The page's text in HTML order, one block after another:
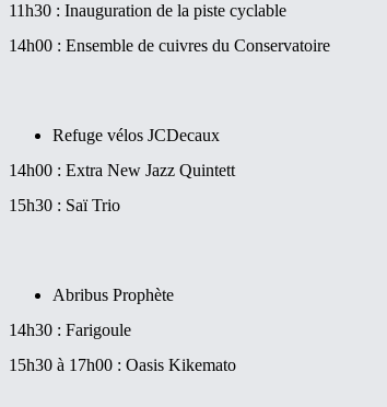
11h30 : Inauguration de la piste cyclable
14h00 : Ensemble de cuivres du Conservatoire
Refuge vélos JCDecaux
14h00 : Extra New Jazz Quintett
15h30 : Saï Trio
Abribus Prophète
14h30 : Farigoule
15h30 à 17h00 : Oasis Kikemato